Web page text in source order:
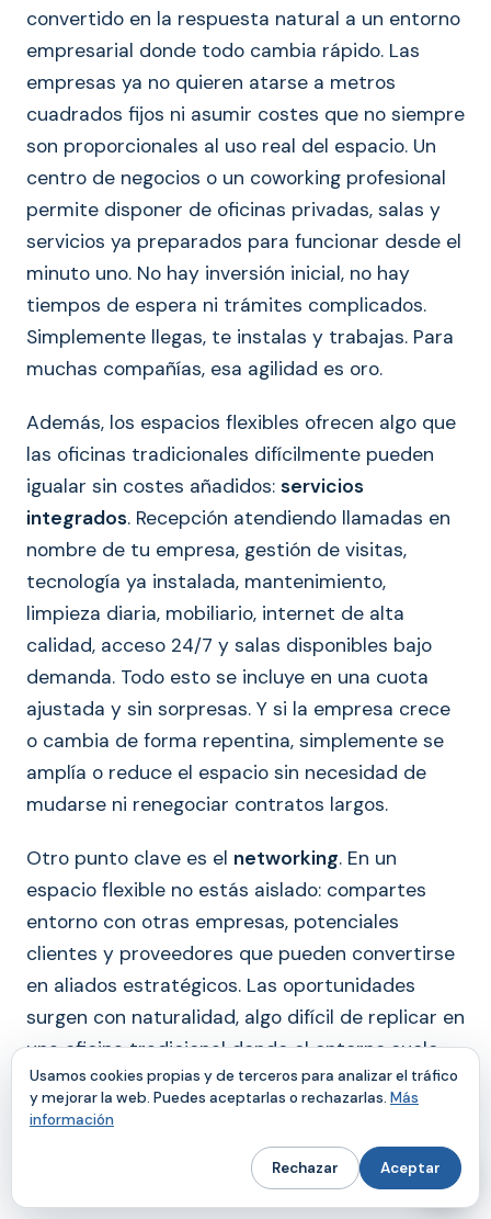
convertido en la respuesta natural a un entorno
empresarial donde todo cambia rápido. Las
empresas ya no quieren atarse a metros
cuadrados fijos ni asumir costes que no siempre
son proporcionales al uso real del espacio. Un
centro de negocios o un coworking profesional
permite disponer de oficinas privadas, salas y
servicios ya preparados para funcionar desde el
minuto uno. No hay inversión inicial, no hay
tiempos de espera ni trámites complicados.
Simplemente llegas, te instalas y trabajas. Para
muchas compañías, esa agilidad es oro.
Además, los espacios flexibles ofrecen algo que
las oficinas tradicionales difícilmente pueden
igualar sin costes añadidos: servicios
integrados. Recepción atendiendo llamadas en
nombre de tu empresa, gestión de visitas,
tecnología ya instalada, mantenimiento,
limpieza diaria, mobiliario, internet de alta
calidad, acceso 24/7 y salas disponibles bajo
demanda. Todo esto se incluye en una cuota
ajustada y sin sorpresas. Y si la empresa crece
o cambia de forma repentina, simplemente se
amplía o reduce el espacio sin necesidad de
mudarse ni renegociar contratos largos.
Otro punto clave es el networking. En un
espacio flexible no estás aislado: compartes
entorno con otras empresas, potenciales
clientes y proveedores que pueden convertirse
en aliados estratégicos. Las oportunidades
surgen con naturalidad, algo difícil de replicar en
una oficina tradicional donde el entorno suele
ser más cerrado. Para startups, consultores y
empresas en expansión, esta dinámica resulta
Usamos cookies propias y de terceros para analizar el tráfico
y mejorar la web. Puedes aceptarlas o rechazarlas. Más
información
Rechazar Aceptar